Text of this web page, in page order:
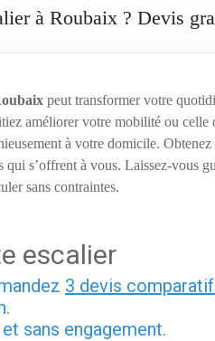
à Roubaix ? Devis
peut transformer votre
améliorer votre mobilité ou celle
à votre domicile.
qui s’offrent à vous. Laissez-vous
sans contraintes.
escalier
3 devis
sans engagement.